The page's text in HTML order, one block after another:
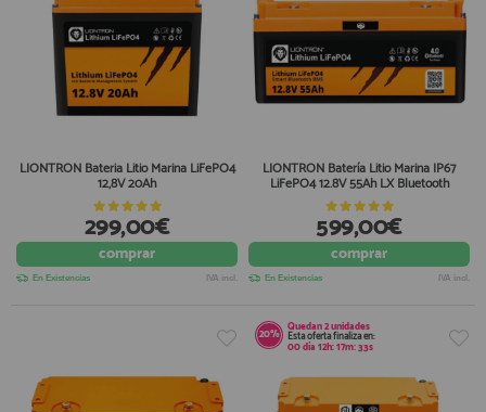
LIONTRON Bateria Litio Marina LiFePO4
12,8V 20Ah
299,00€
comprar
En Existencias IVA incl.
LIONTRON Batería Litio Marina IP67
LiFePO4 12.8V 55Ah LX Bluetooth
599,00€
comprar
En Existencias IVA incl.
20% Quedan2unidades
Esta oferta finaliza en:
00día 12h:17m:32s